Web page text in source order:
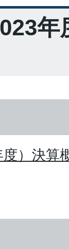
年
）決算